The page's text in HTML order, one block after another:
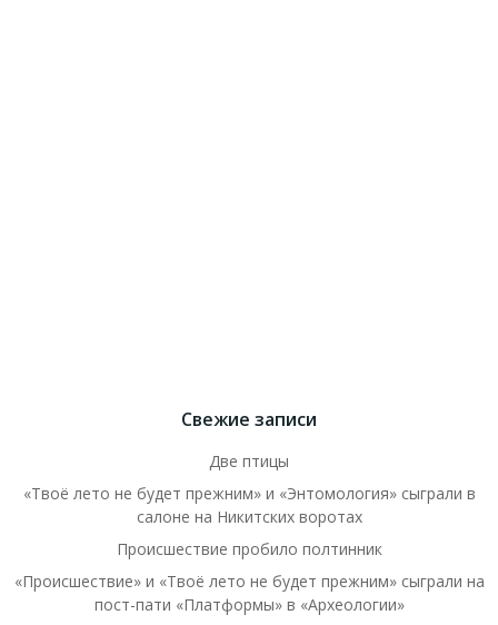
Свежие записи
Две птицы
«Твоё лето не будет прежним» и «Энтомология» сыграли в
салоне на Никитских воротах
Происшествие пробило полтинник
«Происшествие» и «Твоё лето не будет прежним» сыграли на
пост-пати «Платформы» в «Археологии»